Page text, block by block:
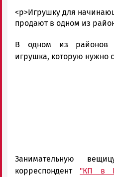
admintimur
Новости
и
Карелии
<p>Игрушку для
продают в одном из
В одном из районов
игрушка, которую нужно
Занимательную
корреспондент "КП в